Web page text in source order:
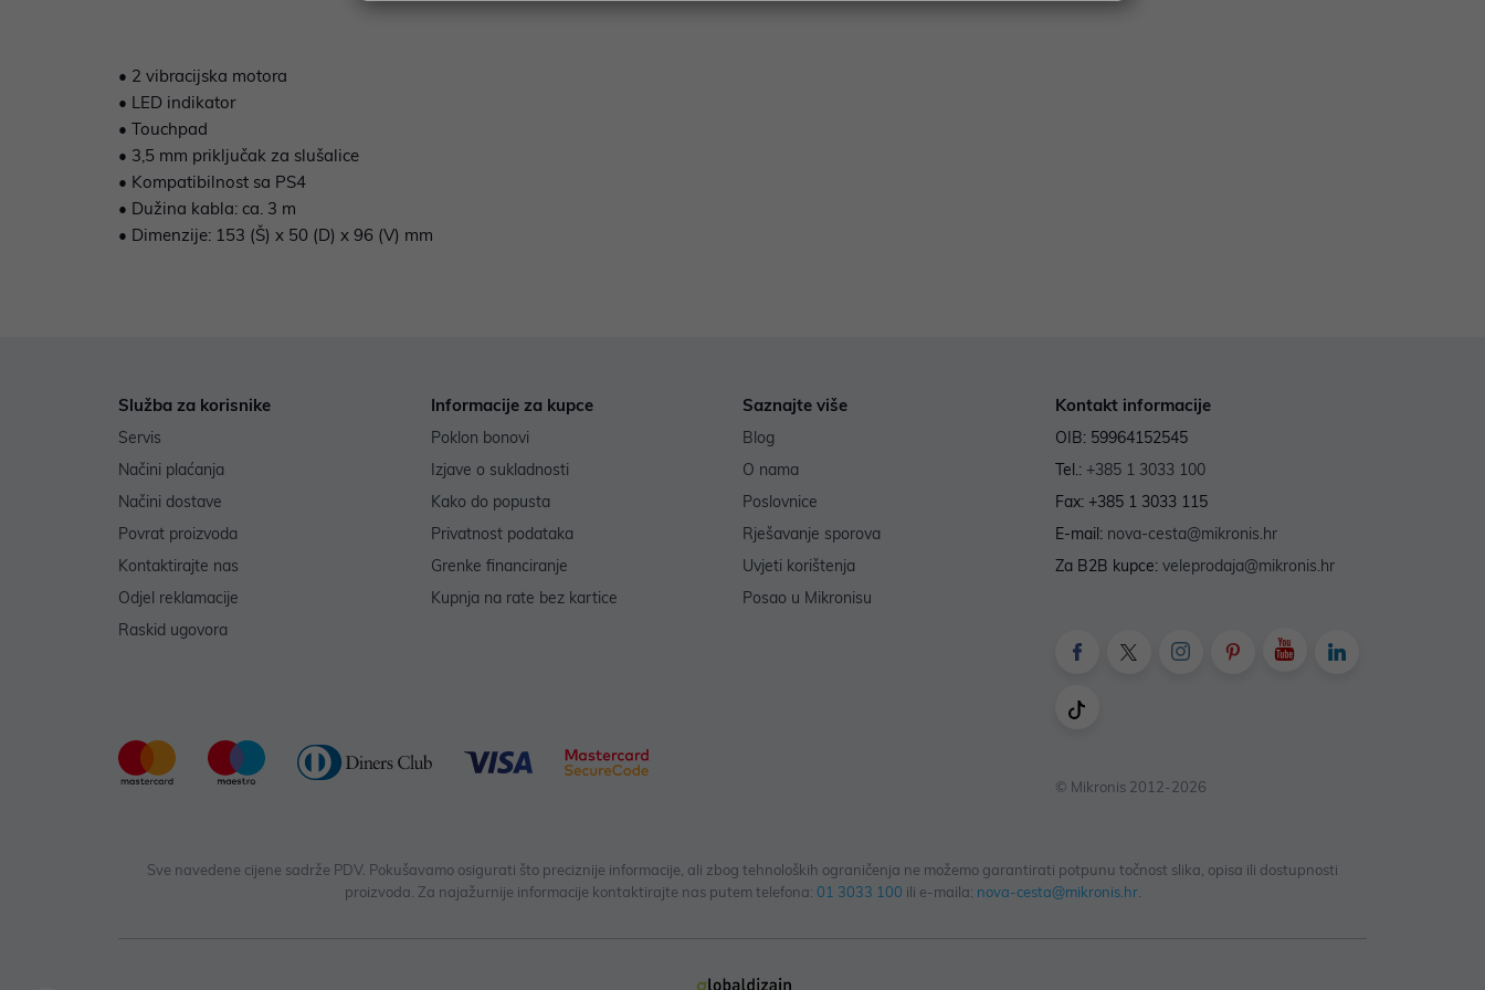
• 2 vibracijska motora
• LED indikator
• Touchpad
• 3,5 mm priključak za slušalice
• Kompatibilnost sa PS4
• Dužina kabla: ca. 3 m
• Dimenzije: 153 (Š) x 50 (D) x 96 (V) mm
Služba za korisnike
Servis
Načini plaćanja
Načini dostave
Povrat proizvoda
Kontaktirajte nas
Odjel reklamacije
Raskid ugovora
Informacije za kupce
Poklon bonovi
Izjave o sukladnosti
Kako do popusta
Privatnost podataka
Grenke financiranje
Kupnja na rate bez kartice
Saznajte više
Blog
O nama
Poslovnice
Rješavanje sporova
Uvjeti korištenja
Posao u Mikronisu
Kontakt informacije
OIB: 59964152545
Tel.: +385 1 3033 100
Fax: +385 1 3033 115
E-mail: nova-cesta@mikronis.hr
Za B2B kupce: veleprodaja@mikronis.hr
© Mikronis 2012-2026
Sve navedene cijene sadrže PDV. Pokušavamo osigurati što preciznije informacije, ali zbog tehnoloških ograničenja ne možemo garantirati potpunu točnost slika, opisa ili dostupnosti
proizvoda. Za najažurnije informacije kontaktirajte nas putem telefona: 01 3033 100 ili e-maila: nova-cesta@mikronis.hr.